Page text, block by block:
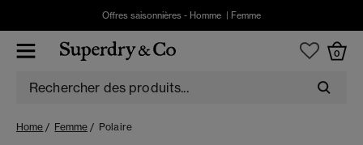
Offres saisonnières - Homme Femme
0
Home Femme Polaire